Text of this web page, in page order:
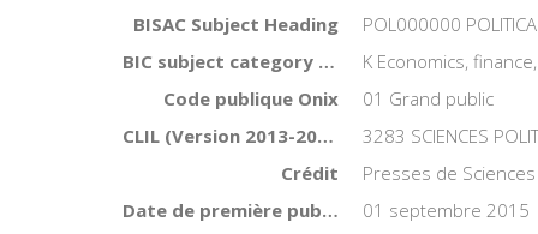
BISAC Subject Heading
POL000000
BIC subject category (UK)
K Economics,
Code publique Onix
01 Grand public
CLIL (Version 2013-2019 )
3283 SCIENCES
Crédit
Presses de
Date de première publication du titre
01 septembre 2015